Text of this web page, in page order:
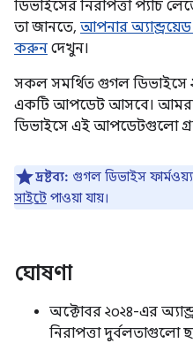
ডিভাইসের নিরাপত্তা প্যাচ
তা জানতে, আপনার
করুন দেখুন।
সকল সমর্থিত গুগল ডিভাইসে
একটি আপডেট আসবে। আমরা
ডিভাইসে এই আপডেটগুলো
দ্রষ্টব্য: গুগল ডিভাইস
সাইটে পাওয়া যায়।
ঘোষণা
অক্টোবর ২০২৪-এর
নিরাপত্তা